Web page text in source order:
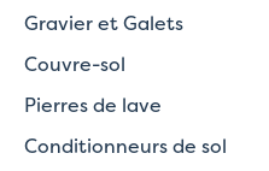
Gravier et Galets
Couvre-sol
Pierres de lave
Conditionneurs de sol